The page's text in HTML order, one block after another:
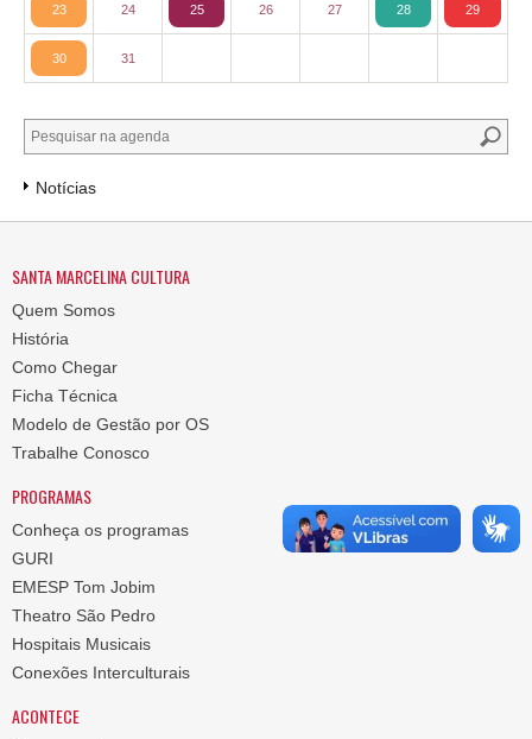
23 24 25 26 27 28 29
30 31
Notícias
SANTA MARCELINA CULTURA
Quem Somos
História
Como Chegar
Ficha Técnica
Modelo de Gestão por OS
Trabalhe Conosco
PROGRAMAS
Conheça os programas
GURI
EMESP Tom Jobim
Theatro São Pedro
Hospitais Musicais
Conexões Interculturais
ACONTECE